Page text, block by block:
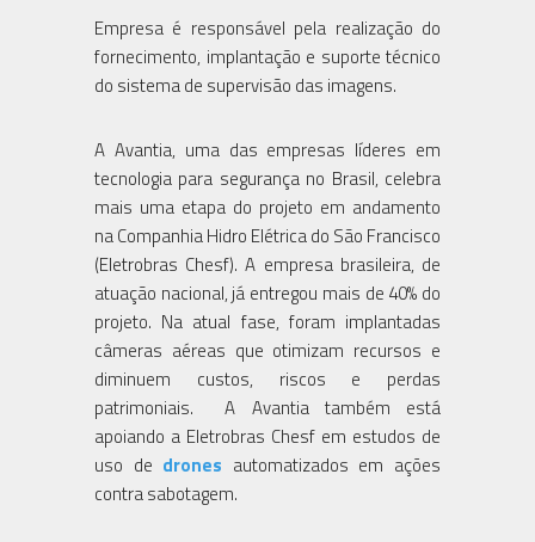
Empresa é responsável pela realização do
fornecimento, implantação e suporte técnico
do sistema de supervisão das imagens.
A Avantia, uma das empresas líderes em
tecnologia para segurança no Brasil, celebra
mais uma etapa do projeto em andamento
na Companhia Hidro Elétrica do São Francisco
(Eletrobras Chesf). A empresa brasileira, de
atuação nacional, já entregou mais de 40% do
projeto. Na atual fase, foram implantadas
câmeras aéreas que otimizam recursos e
diminuem custos, riscos e perdas
patrimoniais. A Avantia também está
apoiando a Eletrobras Chesf em estudos de
uso de drones automatizados em ações
contra sabotagem.